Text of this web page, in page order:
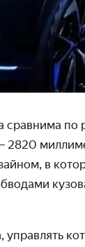
сравнима по
2820
в
управлять